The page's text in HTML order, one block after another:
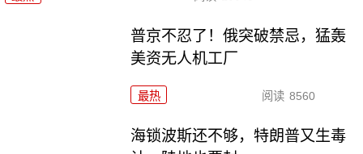
普京不忍了！俄突破禁忌，猛轰
美资无人机工厂
最热 阅读 8560
海锁波斯还不够，特朗普又生毒